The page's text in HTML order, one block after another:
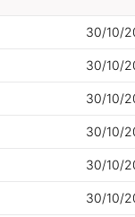
30/10/
30/10/
30/10/
30/10/
30/10/
30/10/